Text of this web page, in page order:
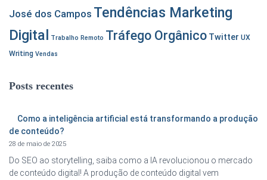
José dos Campos Tendências Marketing
Digital
Trabalho Remoto Tráfego Orgânico Twitter UX
Writing Vendas
Posts recentes
Como a inteligência artificial está transformando a produção
de conteúdo?
28 de maio de 2025
Do SEO ao storytelling, saiba como a IA revolucionou o mercado
de conteúdo digital! A produção de conteúdo digital vem